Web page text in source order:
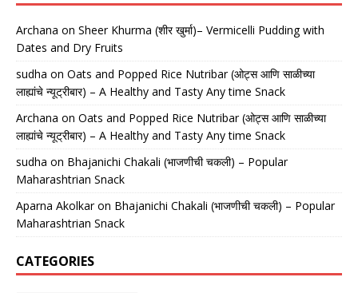
Archana on Sheer Khurma (शीर खुर्मा)– Vermicelli Pudding with
Dates and Dry Fruits
sudha on Oats and Popped Rice Nutribar (ओट्स आणि साळीच्या
लाह्यांचे न्यूट्रीबार) – A Healthy and Tasty Any time Snack
Archana on Oats and Popped Rice Nutribar (ओट्स आणि साळीच्या
लाह्यांचे न्यूट्रीबार) – A Healthy and Tasty Any time Snack
sudha on Bhajanichi Chakali (भाजणीची चकली) – Popular
Maharashtrian Snack
Aparna Akolkaron Bhajanichi Chakali (भाजणीची चकली) – Popular
Maharashtrian Snack
CATEGORIES